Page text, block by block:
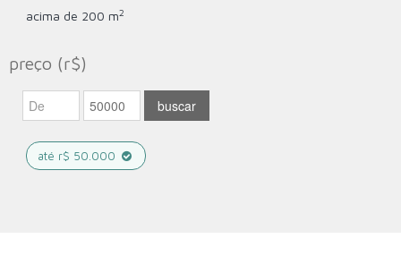
acima de 200 m2
preço (r$)
até r$ 50.000